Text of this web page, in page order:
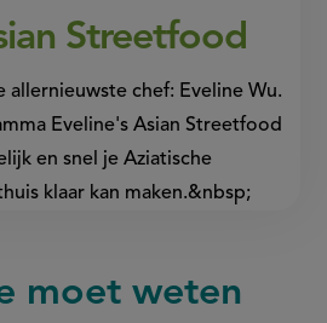
Streetfood
allernieuwste chef: Eveline Wu.
Eveline's Asian Streetfood
en snel je Aziatische
klaar kan maken.&nbsp;
moet weten